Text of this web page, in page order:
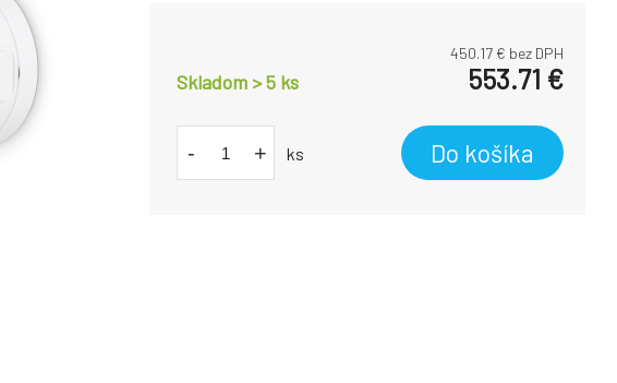
450.17 € bez DPH
Skladom > 5 ks 553.71 €
- + ks Do košíka